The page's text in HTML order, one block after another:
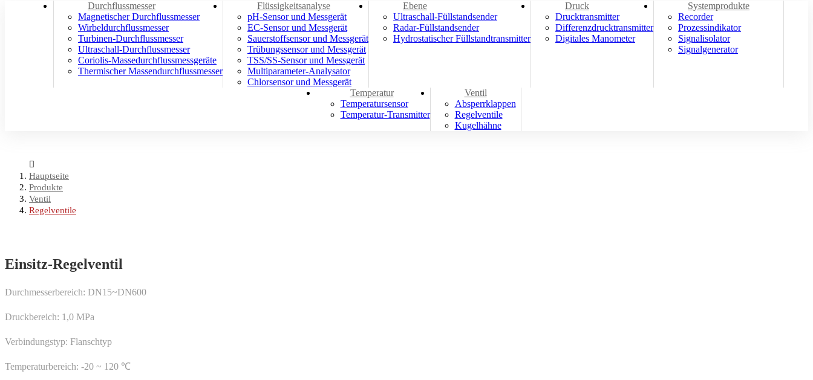
Durchflussmesser
Magnetischer Durchflussmesser
Wirbeldurchflussmesser
Turbinen-Durchflussmesser
Ultraschall-Durchflussmesser
Coriolis-Massedurchflussmessgeräte
Thermischer Massendurchflussmesser
Flüssigkeitsanalyse
pH-Sensor und Messgerät
EC-Sensor und Messgerät
Sauerstoffsensor und Messgerät
Trübungssensor und Messgerät
TSS/SS-Sensor und Messgerät
Multiparameter-Analysator
Chlorsensor und Messgerät
Ebene
Ultraschall-Füllstandsender
Radar-Füllstandsender
Hydrostatischer Füllstandtransmitter
Druck
Drucktransmitter
Differenzdrucktransmitter
Digitales Manometer
Systemprodukte
Recorder
Prozessindikator
Signalisolator
Signalgenerator
Temperatur
Temperatursensor
Temperatur-Transmitter
Ventil
Absperrklappen
Regelventile
Kugelhähne
Hauptseite
Produkte
Ventil
Regelventile
Einsitz-Regelventil
Durchmesserbereich: DN15~DN600
Druckbereich: 1,0 MPa
Verbindungstyp: Flanschtyp
Temperaturbereich: -20 ~ 120 ℃